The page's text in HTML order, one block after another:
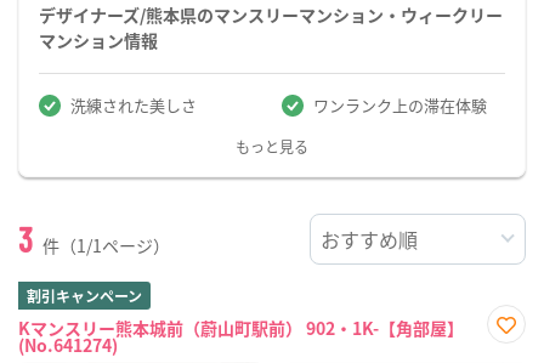
デザイナーズ/熊本県のマンスリーマンション・ウィークリー
マンション情報
洗練された美しさ ワンランク上の滞在体験
もっと見る
3 件（1/1ページ）
割引キャンペーン
Kマンスリー熊本城前（蔚山町駅前） 902・1K-【角部屋】
(No.641274)